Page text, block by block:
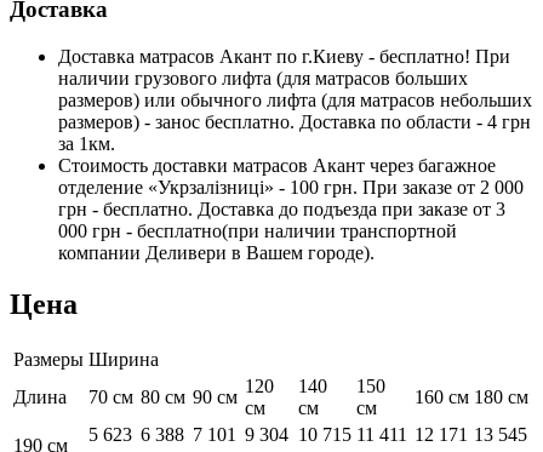
Доставка
Доставка матрасов Акант по г.Киеву - бесплатно! При
наличии грузового лифта (для матрасов больших
размеров) или обычного лифта (для матрасов небольших
размеров) - занос бесплатно. Доставка по области - 4 грн
за 1км.
Стоимость доставки матрасов Акант через багажное
отделение «Укрзалізниці» - 100 грн. При заказе от 2 000
грн - бесплатно. Доставка до подъезда при заказе от 3
000 грн - бесплатно(при наличии транспортной
компании Деливери в Вашем городе).
Цена
Размеры Ширина
Длина
70 см 80 см 90 см
120
см
140
см
150
см
160 см 180 см
190 см
5 623 6 388 7 101 9 304 10 715 11 411 12 171 13 545